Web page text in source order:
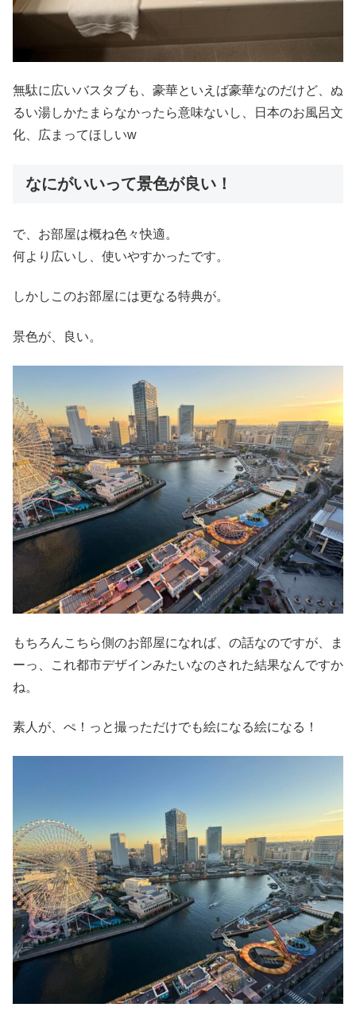
無駄に広いバスタブも、豪華といえば豪華なのだけど、ぬ
るい湯しかたまらなかったら意味ないし、日本のお風呂文
化、広まってほしいw
なにがいいって景色が良い！
で、お部屋は概ね色々快適。
何より広いし、使いやすかったです。
しかしこのお部屋には更なる特典が。
景色が、良い。
もちろんこちら側のお部屋になれば、の話なのですが、ま
ーっ、これ都市デザインみたいなのされた結果なんですか
ね。
素人が、ぺ！っと撮っただけでも絵になる絵になる！